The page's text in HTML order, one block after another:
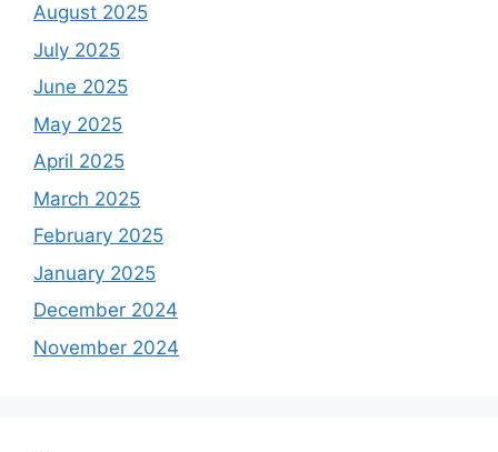
August 2025
July 2025
June 2025
May 2025
April 2025
March 2025
February 2025
January 2025
December 2024
November 2024